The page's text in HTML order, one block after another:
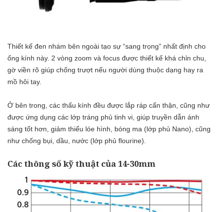
Thiết kế đen nhám bên ngoài tạo sự “sang trọng” nhất định cho
ống kính này. 2 vòng zoom và focus được thiết kế khá chỉn chu,
gờ viền rõ giúp chống trượt nếu người dùng thuộc dạng hay ra
mồ hôi tay.
Ở bên trong, các thấu kính đều được lắp ráp cẩn thận, cũng như
được ứng dụng các lớp tráng phủ tinh vi, giúp truyền dẫn ánh
sáng tốt hơn, giảm thiểu lóe hình, bóng ma (lớp phủ Nano), cũng
như chống bụi, dầu, nước (lớp phủ flourine).
Các thông số kỹ thuật của 14-30mm